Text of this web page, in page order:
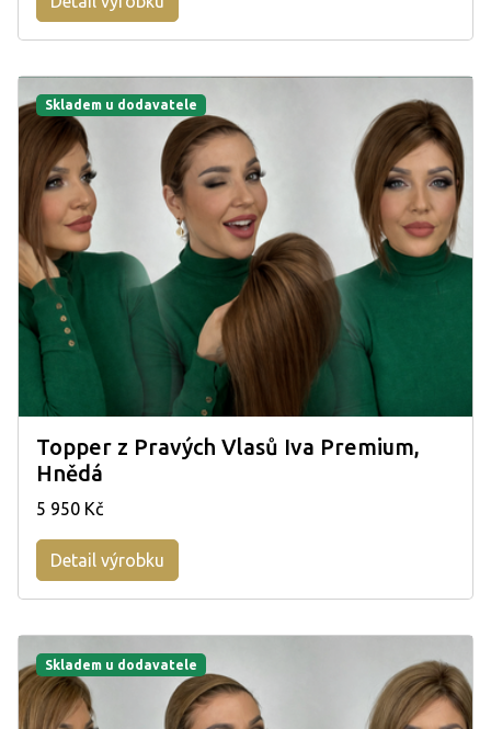
Skladem u dodavatele
Topper z Pravých Vlasů Iva Premium,
Hnědá
5 950 Kč
Detail výrobku
Skladem u dodavatele